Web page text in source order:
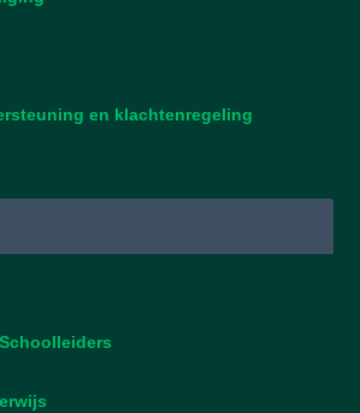
en klachtenregeling